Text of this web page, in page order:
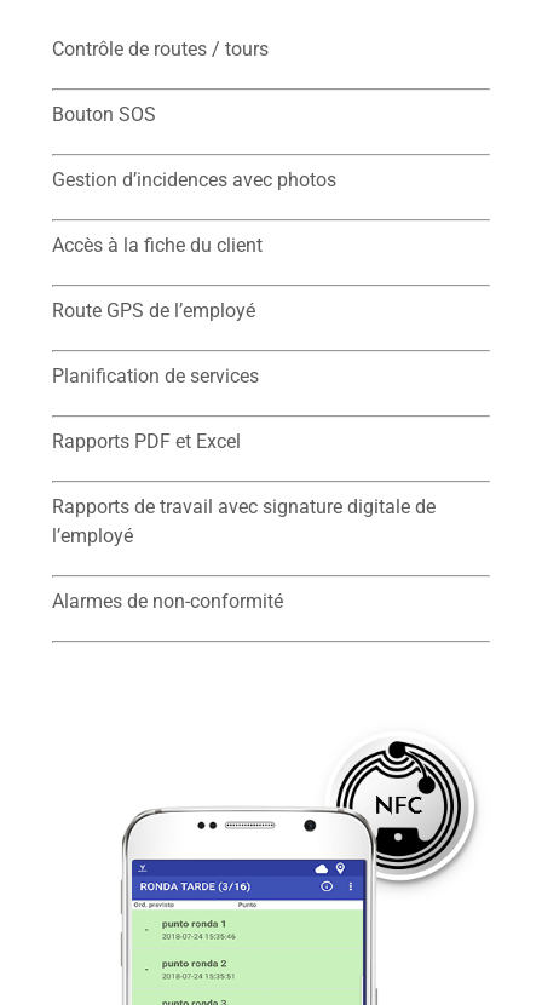
Contrôle de routes / tours
Bouton SOS
Gestion d’incidences avec photos
Accès à la fiche du client
Route GPS de l’employé
Planification de services
Rapports PDF et Excel
Rapports de travail avec signature digitale de
l’employé
Alarmes de non-conformité